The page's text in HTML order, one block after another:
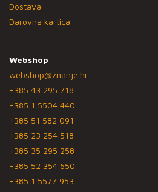
Dostava
Darovna kartica
Webshop
webshop@znanje.hr
+385 43 295 718
+385 1 5504 440
+385 51 582 091
+385 23 254 518
+385 35 295 258
+385 52 354 650
+385 1 5577 953